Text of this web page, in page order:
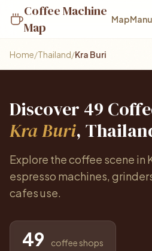
Coffee Machine
Map
Map
Home/Thailand/Kra Buri
Discover 49
Kra Buri,
Explore the coffee scene in
espresso machines,
cafes use.
49 coffee shops